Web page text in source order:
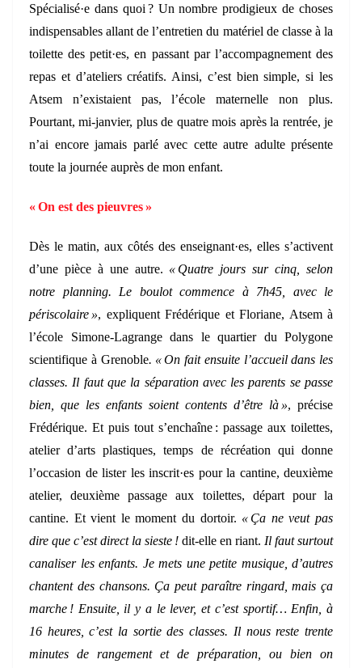
Spécialisé·e dans quoi ? Un nombre prodigieux de choses
indispensables allant de l’entretien du matériel de classe à la
toilette des petit·es, en passant par l’accompagnement des
repas et d’ateliers créatifs. Ainsi, c’est bien simple, si les
Atsem n’existaient pas, l’école maternelle non plus.
Pourtant, mi-janvier, plus de quatre mois après la rentrée, je
n’ai encore jamais parlé avec cette autre adulte présente
toute la journée auprès de mon enfant.
« On est des pieuvres »
Dès le matin, aux côtés des enseignant·es, elles s’activent
d’une pièce à une autre. « Quatre jours sur cinq, selon
notre planning. Le boulot commence à 7h45, avec le
périscolaire », expliquent Frédérique et Floriane, Atsem à
l’école Simone-Lagrange dans le quartier du Polygone
scientifique à Grenoble. « On fait ensuite l’accueil dans les
classes. Il faut que la séparation avec les parents se passe
bien, que les enfants soient contents d’être là », précise
Frédérique. Et puis tout s’enchaîne : passage aux toilettes,
atelier d’arts plastiques, temps de récréation qui donne
l’occasion de lister les inscrit·es pour la cantine, deuxième
atelier, deuxième passage aux toilettes, départ pour la
cantine. Et vient le moment du dortoir. « Ça ne veut pas
dire que c’est direct la sieste ! dit-elle en riant. Il faut surtout
canaliser les enfants. Je mets une petite musique, d’autres
chantent des chansons. Ça peut paraître ringard, mais ça
marche ! Ensuite, il y a le lever, et c’est sportif… Enfin, à
16 heures, c’est la sortie des classes. Il nous reste trente
minutes de rangement et de préparation, ou bien on